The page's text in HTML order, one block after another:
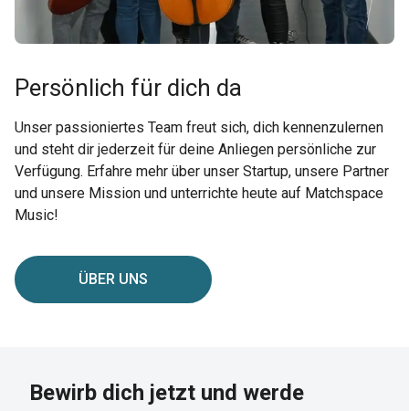
Persönlich für dich da
Unser passioniertes Team freut sich, dich kennenzulernen
und steht dir jederzeit für deine Anliegen persönliche zur
Verfügung. Erfahre mehr über unser Startup, unsere Partner
und unsere Mission und unterrichte heute auf Matchspace
Music!
ÜBER UNS
Bewirb dich jetzt und werde